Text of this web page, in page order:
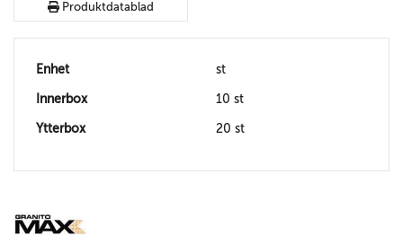
Produktdatablad
Enhet st
Innerbox 10 st
Ytterbox 20 st